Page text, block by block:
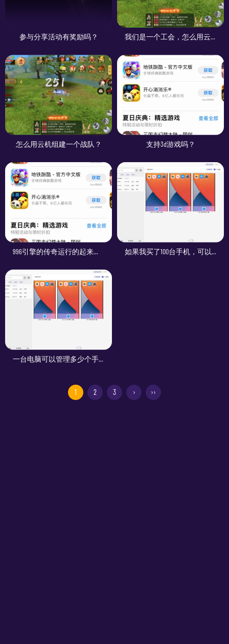
参与分享活动有奖励吗？ 我们是一个工会，怎么用云机提升我们的整体战力？
怎么用云机组建一个战队？ 支持3d游戏吗？
996引擎的传奇运行的起来吗？ 如果我买了100台手机，可以同步操作所有手机吗？
一台电脑可以管理多少个手机？
1 2 3 › ››